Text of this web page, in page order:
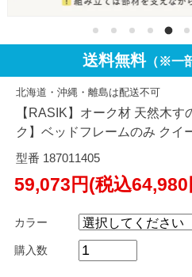
送料無料（※一
北海道・沖縄・離島は配送不可
【RASIK】オーク材 天然木
ク】ベッドフレームのみ クイ
型番 187011405
59,073円(税込64,980
カラー
購入数